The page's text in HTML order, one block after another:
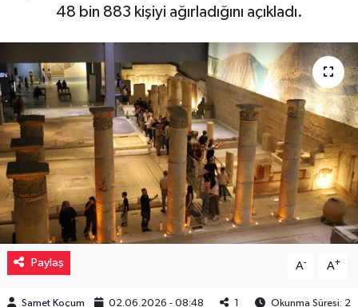
48 bin 883 kişiyi ağırladığını açıkladı.
Paylaş A- A+
Samet Koçum 02.06.2026 - 08:48 1
Okunma Süresi: 2
Müzik
Piyasa
Resmi İlanlar
Sağlık
Sinemalar
Siyaset